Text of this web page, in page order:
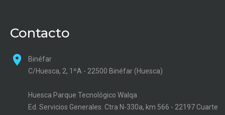
Contacto
Binéfar
C/Huesca, 2, 1ºA - 22500 Binéfar (Huesca)
Huesca Parque Tecnológico Walqa
Ed. Servicios Generales. Ctra N-330a, km 566 - 22197 Cuarte